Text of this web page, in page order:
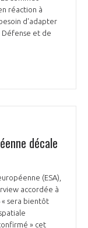
réaction à
d'adapter
Défense et de
décale
(ESA),
accordée à
« sera bientôt
» cet